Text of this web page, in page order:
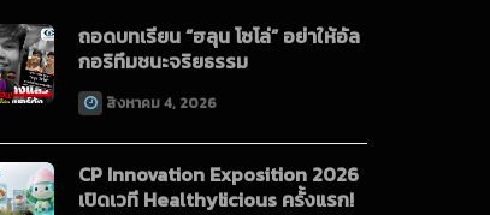
ถอดบทเรียน “ฮลุน โซโล่” อย่าให้อัล
กอริทึมชนะจริยธรรม
สิงหาคม 4, 2026
CP Innovation Exposition 2026
เปิดเวที Healthylicious ครั้งแรก!